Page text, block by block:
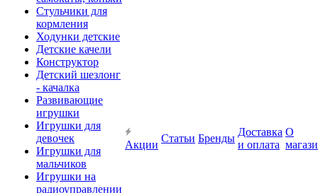
Стульчики для
кормления
Ходунки детские
Детские качели
Конструктор
Детский шезлонг
- качалка
Развивающие
игрушки
Игрушки для
девочек
Игрушки для
мальчиков
Игрушки на
радиоуправлении
Акции
Статьи Бренды
Доставка
и оплата
О